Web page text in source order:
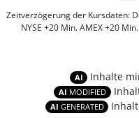
Zeitverzögerung der Kursdaten:
NYSE +20 Min. AMEX +20
AI Inhalte
AI MODIFIED
AI GENERATED